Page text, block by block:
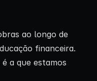
ao longo de
financeira.
a que estamos